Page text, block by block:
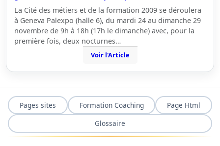
La Cité des métiers et de la formation 2009 se déroulera
à Geneva Palexpo (halle 6), du mardi 24 au dimanche 29
novembre de 9h à 18h (17h le dimanche) avec, pour la
première fois, deux nocturnes…
Voir l'Article
Pages sites Formation Coaching
Page Html
Glossaire